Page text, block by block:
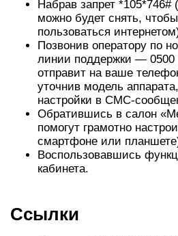
Набрав запрет
можно будет снять,
пользоваться
Позвонив оператору по
линии поддержки — 0500
отправит на ваше
уточнив модель
настройки в СМС-
Обратившись в салон
помогут грамотно
смартфоне или
Воспользовавшись
кабинета.
Ссылки